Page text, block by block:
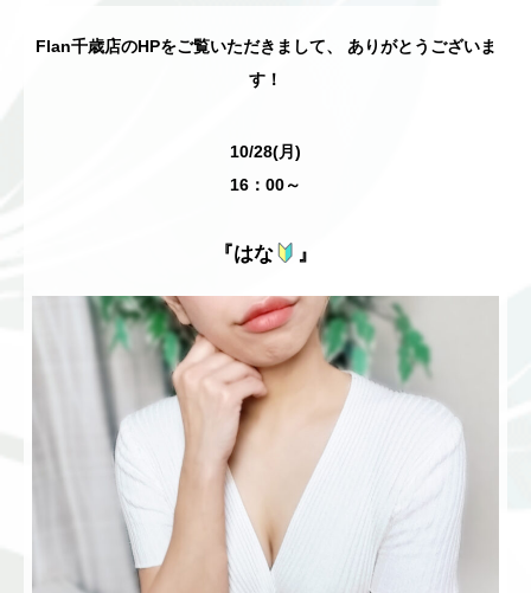
Flan千歳店のHPをご覧いただきまして、 ありがとうございま
す！
10/28(月)
16：00～
『はな 』